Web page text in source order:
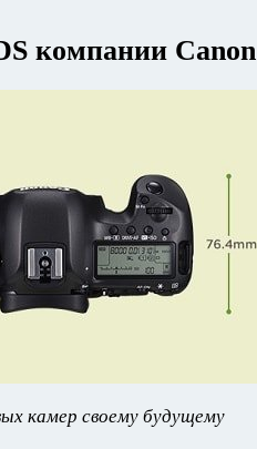
компании Canon
камер своему будущему